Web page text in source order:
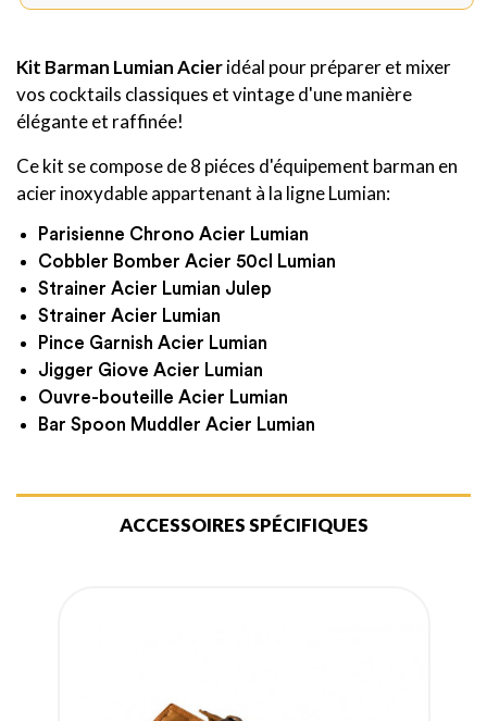
Kit Barman Lumian Acieridéal pour préparer et mixer
vos cocktails classiques et vintage d'une manière
élégante et raffinée!
Ce kit se compose de 8 piéces d'équipement barman en
acier inoxydable appartenant à la ligne Lumian:
Parisienne Chrono Acier Lumian
Cobbler Bomber Acier 50cl Lumian
Strainer Acier Lumian Julep
Strainer Acier Lumian
Pince Garnish Acier Lumian
Jigger Giove Acier Lumian
Ouvre-bouteille Acier Lumian
Bar Spoon Muddler Acier Lumian
ACCESSOIRES SPÉCIFIQUES